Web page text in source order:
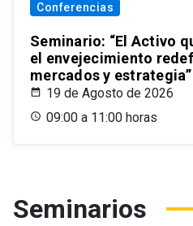
Conferencias
Seminario: “El Activo
el envejecimiento
mercados y estrategia”
19 de Agosto de 2026
09:00 a 11:00 horas
Seminarios